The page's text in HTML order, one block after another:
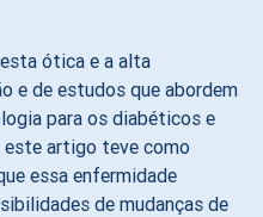
ótica e a alta
e de estudos que abordem
para os diabéticos e
este artigo teve como
essa enfermidade
de mudanças de